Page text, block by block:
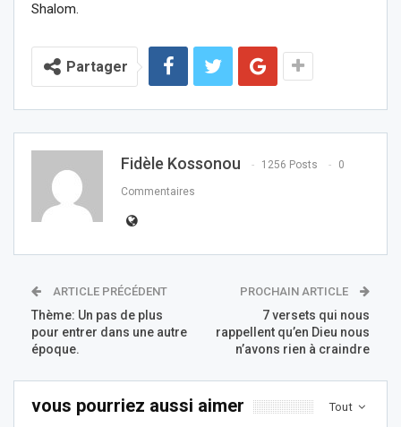
Shalom.
Partager
Fidèle Kossonou 1256 Posts 0
Commentaires
ARTICLE PRÉCÉDENT
Thème: Un pas de plus
pour entrer dans une autre
époque.
PROCHAIN ARTICLE
7 versets qui nous
rappellent qu’en Dieu nous
n’avons rien à craindre
Tout
vous pourriez aussi aimer